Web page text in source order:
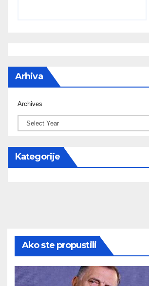
Arhiva
Archives
Kategorije
Ako ste propustili